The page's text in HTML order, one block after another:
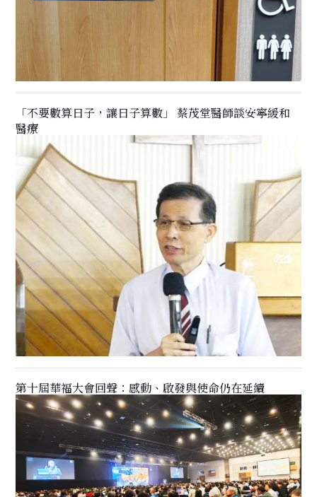
「不要數算日子，讓日子算數」 蔡茂堂醫師談安寧緩和
醫療
第十屆華福大會回聲：感動、啟發與使命仍在延續